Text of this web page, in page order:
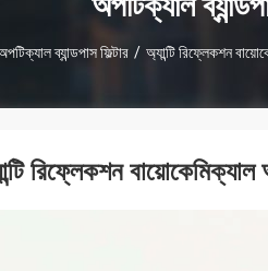
ব্যান্ডপাস ফিল্টার / অ্যান্টি রিফ্লেকশন
রিফ্লেকশন বায়োকেমিক্যাল